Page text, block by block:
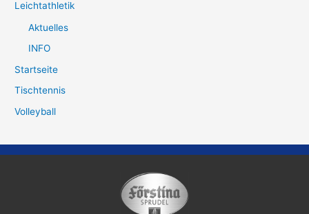
Leichtathletik
Aktuelles
INFO
Startseite
Tischtennis
Volleyball